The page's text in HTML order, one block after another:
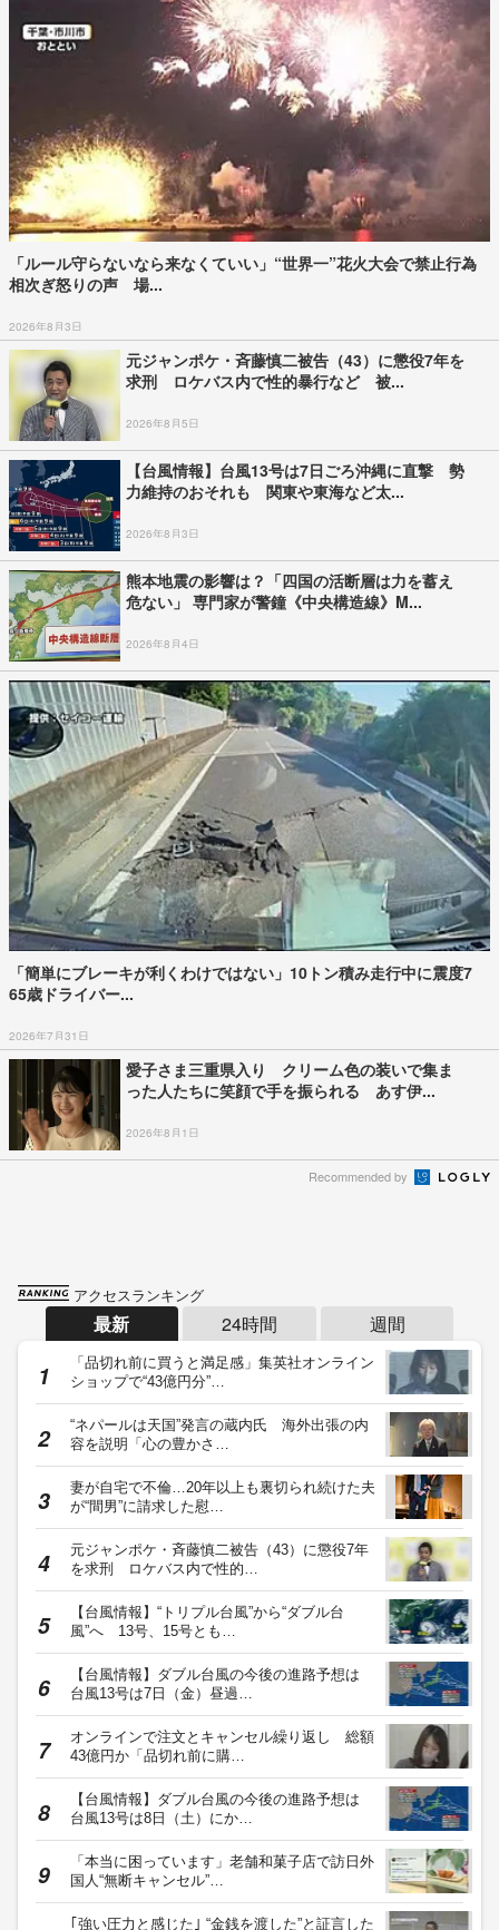
「ルール守らないなら来なくていい」“世界一”花火大会で禁止行為
相次ぎ怒りの声 場...
2026年8月3日
元ジャンポケ・斉藤慎二被告（43）に懲役7年を
求刑 ロケバス内で性的暴行など 被...
2026年8月5日
【台風情報】台風13号は7日ごろ沖縄に直撃 勢
力維持のおそれも 関東や東海など太...
2026年8月3日
熊本地震の影響は？「四国の活断層は力を蓄え
危ない」 専門家が警鐘《中央構造線》M...
2026年8月4日
「簡単にブレーキが利くわけではない」10トン積み走行中に震度7
65歳ドライバー...
2026年7月31日
愛子さま三重県入り クリーム色の装いで集ま
った人たちに笑顔で手を振られる あす伊...
2026年8月1日
Recommended by
アクセスランキング
最新 24時間 週間
「品切れ前に買うと満足感」集英社オンライン
ショップで“43億円分”…
“ネパールは天国”発言の蔵内氏 海外出張の内
容を説明「心の豊かさ…
妻が自宅で不倫…20年以上も裏切られ続けた夫
が“間男”に請求した慰…
元ジャンポケ・斉藤慎二被告（43）に懲役7年
を求刑 ロケバス内で性的…
【台風情報】“トリプル台風”から“ダブル台
風”へ 13号、15号とも…
【台風情報】ダブル台風の今後の進路予想は
台風13号は7日（金）昼過…
オンラインで注文とキャンセル繰り返し 総額
43億円か「品切れ前に購…
【台風情報】ダブル台風の今後の進路予想は
台風13号は8日（土）にか…
「本当に困っています」老舗和菓子店で訪日外
国人“無断キャンセル”…
｢強い圧力と感じた｣ “金銭を渡した”と証言した